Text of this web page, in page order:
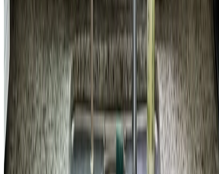
전기/전등
서초구 잠원동 신반포청구아파트 욕실 스위치 교체 시공 비용
37,800 원
자세히 보기